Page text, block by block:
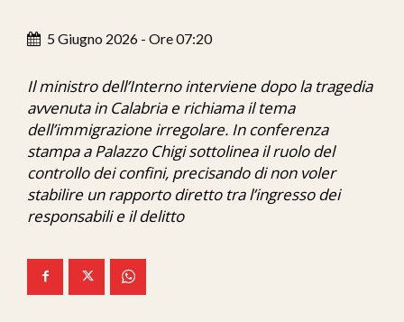
Economia
C7 Play
We Calabria
Mix Zone
5 Giugno 2026 - Ore 07:20
Il ministro dell’Interno interviene dopo la tragedia
avvenuta in Calabria e richiama il tema
dell’immigrazione irregolare. In conferenza
stampa a Palazzo Chigi sottolinea il ruolo del
controllo dei confini, precisando di non voler
stabilire un rapporto diretto tra l’ingresso dei
responsabili e il delitto